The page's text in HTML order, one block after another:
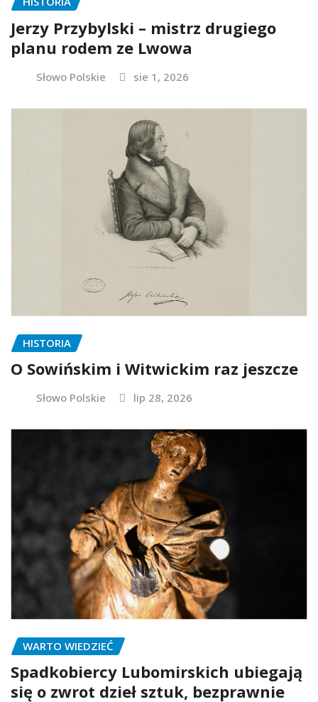
Jerzy Przybylski – mistrz drugiego
planu rodem ze Lwowa
Słowo Polskie sie 1, 2026
HISTORIA
O Sowińskim i Witwickim raz jeszcze
Słowo Polskie lip 28, 2026
WARTO WIEDZIEĆ
Spadkobiercy Lubomirskich ubiegają
się o zwrot dzieł sztuk, bezprawnie